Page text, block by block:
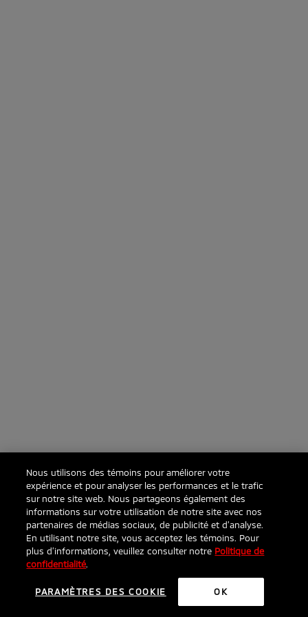
Nous utilisons des témoins pour améliorer votre
expérience et pour analyser les performances et le trafic
sur notre site web. Nous partageons également des
informations sur votre utilisation de notre site avec nos
partenaires de médias sociaux, de publicité et d’analyse.
En utilisant notre site, vous acceptez les témoins. Pour
plus d’informations, veuillez consulter notre Politique de
confidentialité.
PARAMÈTRES DES COOKIE OK